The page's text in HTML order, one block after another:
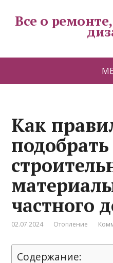
Все о
Как
подобрать
частного
02.07.2024 Отопление
Содержание: